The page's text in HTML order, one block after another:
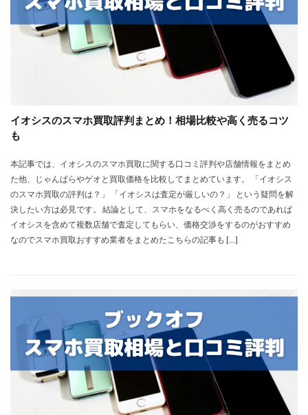
イオシスのスマホ買取評判まとめ！相場比較や高く売るコツ
も
本記事では、イオシスのスマホ買取に関する口コミ評判や店舗情報をまとめ
た他、じゃんぱらやゲオと買取価格を比較してまとめています。 「イオシス
のスマホ買取の評判は？」 「イオシスは査定が厳しいの？」 という疑問を解
決したい方は必見です。 結論として、スマホをなるべく高く売るのであれば
イオシスを含めて複数店舗で査定してもらい、価格交渉をするのがおすすめ
なのでスマホ買取おすすめ業者をまとめたこちらの記事も […]